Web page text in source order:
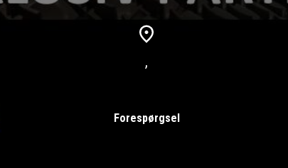
,
Forespørgsel